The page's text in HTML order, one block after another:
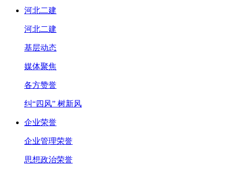
河北二建
河北二建
基层动态
媒体聚焦
各方赞誉
纠“四风” 树新风
企业荣誉
企业管理荣誉
思想政治荣誉